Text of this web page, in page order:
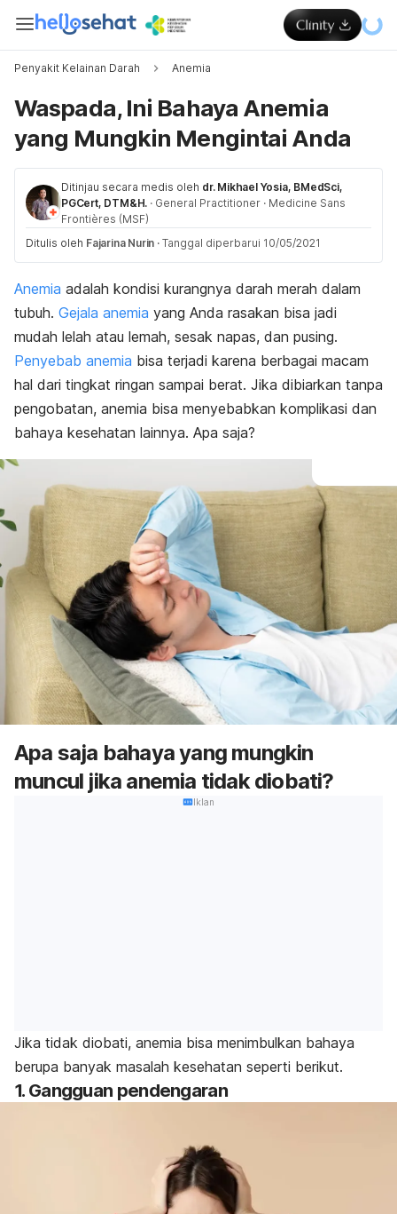
Penyakit Kelainan Darah Anemia
Waspada, Ini Bahaya Anemia
yang Mungkin Mengintai Anda
Ditinjau secara medis oleh dr. Mikhael Yosia, BMedSci,
PGCert, DTM&H. · General Practitioner · Medicine Sans
Frontières (MSF)
Ditulis oleh Fajarina Nurin · Tanggal diperbarui 10/05/2021
Anemia adalah kondisi kurangnya darah merah dalam
tubuh. Gejala anemia yang Anda rasakan bisa jadi
mudah lelah atau lemah, sesak napas, dan pusing.
Penyebab anemia bisa terjadi karena berbagai macam
hal dari tingkat ringan sampai berat. Jika dibiarkan tanpa
pengobatan, anemia bisa menyebabkan komplikasi dan
bahaya kesehatan lainnya. Apa saja?
Apa saja bahaya yang mungkin
muncul jika anemia tidak diobati?
Iklan
Jika tidak diobati, anemia bisa menimbulkan bahaya
berupa banyak masalah kesehatan seperti berikut.
1. Gangguan pendengaran